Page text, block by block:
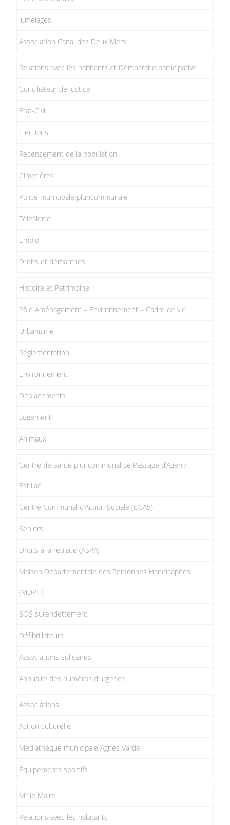
Jumelages
Association Canal des Deux Mers
Relations avec les habitants et Démocratie participative
Conciliateur de justice
Etat-Civil
Elections
Recensement de la population
Cimetières
Police municipale pluricommunale
Téléalerte
Emploi
Droits et démarches
Histoire et Patrimoine
Pôle Aménagement – Environnement – Cadre de vie
Urbanisme
Réglementation
Environnement
Déplacements
Logement
Animaux
Centre de Santé pluricommunal Le Passage d’Agen /
Estillac
Centre Communal d’Action Sociale (CCAS)
Seniors
Droits à la retraite (ASPA)
Maison Départementale des Personnes Handicapées
(MDPH)
SOS surendettement
Défibrillateurs
Associations solidaires
Annuaire des numéros d’urgence
Associations
Action culturelle
Médiathèque municipale Agnès Varda
Équipements sportifs
Mr le Maire
Relations avec les habitants